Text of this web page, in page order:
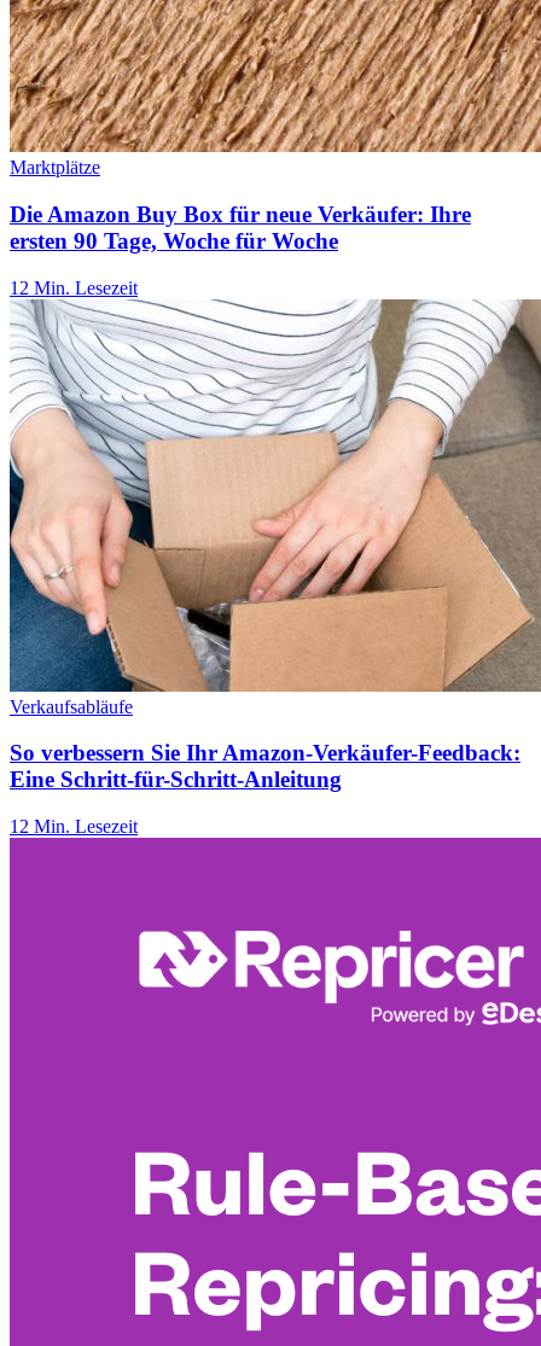
Marktplätze
Die Amazon Buy Box für neue Verkäufer: Ihre
ersten 90 Tage, Woche für Woche
12 Min. Lesezeit
Verkaufsabläufe
So verbessern Sie Ihr Amazon-Verkäufer-Feedback:
Eine Schritt-für-Schritt-Anleitung
12 Min. Lesezeit